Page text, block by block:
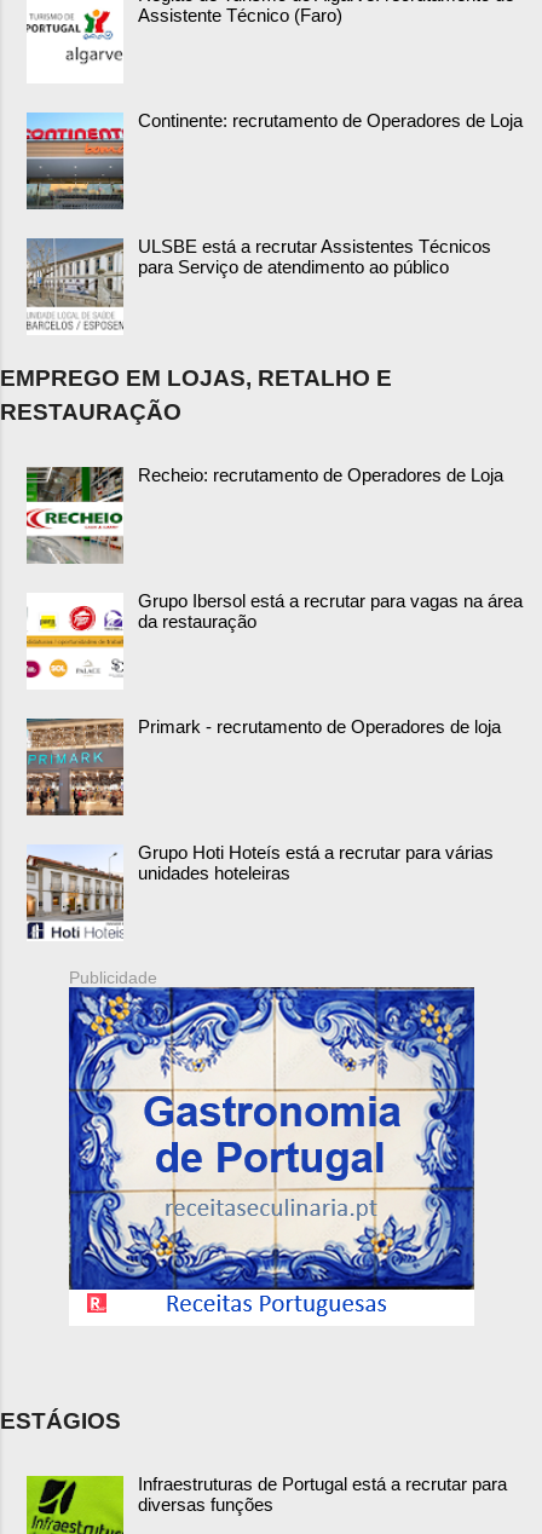
Assistente Técnico (Faro)
Continente: recrutamento de Operadores de Loja
ULSBE está a recrutar Assistentes Técnicos
para Serviço de atendimento ao público
EMPREGO EM LOJAS, RETALHO E
RESTAURAÇÃO
Recheio: recrutamento de Operadores de Loja
Grupo Ibersol está a recrutar para vagas na área
da restauração
Primark - recrutamento de Operadores de loja
Grupo Hoti Hoteís está a recrutar para várias
unidades hoteleiras
Publicidade
ESTÁGIOS
Infraestruturas de Portugal está a recrutar para
diversas funções